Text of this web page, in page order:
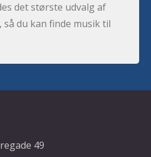
det største udvalg af
du kan finde musik til
49